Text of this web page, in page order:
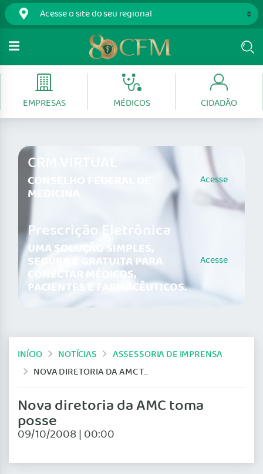
EMPRESAS MÉDICOS CIDADÃO
CRM VIRTUAL
CONSELHO FEDERAL DE
MEDICINA
Acesse
Prescrição Eletrônica
UMA SOLUÇÃO SIMPLES,
SEGURA E GRATUITA PARA
CONECTAR MÉDICOS,
PACIENTES E FARMACÊUTICOS.
Acesse
INÍCIO NOTÍCIAS
ASSESSORIA DE IMPRENSA
NOVA DIRETORIA DA AMC TOMA POSSE
Nova diretoria da AMC toma
posse
09/10/2008 | 00:00